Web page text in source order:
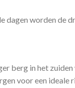
worden
berg in het
voor een ideale